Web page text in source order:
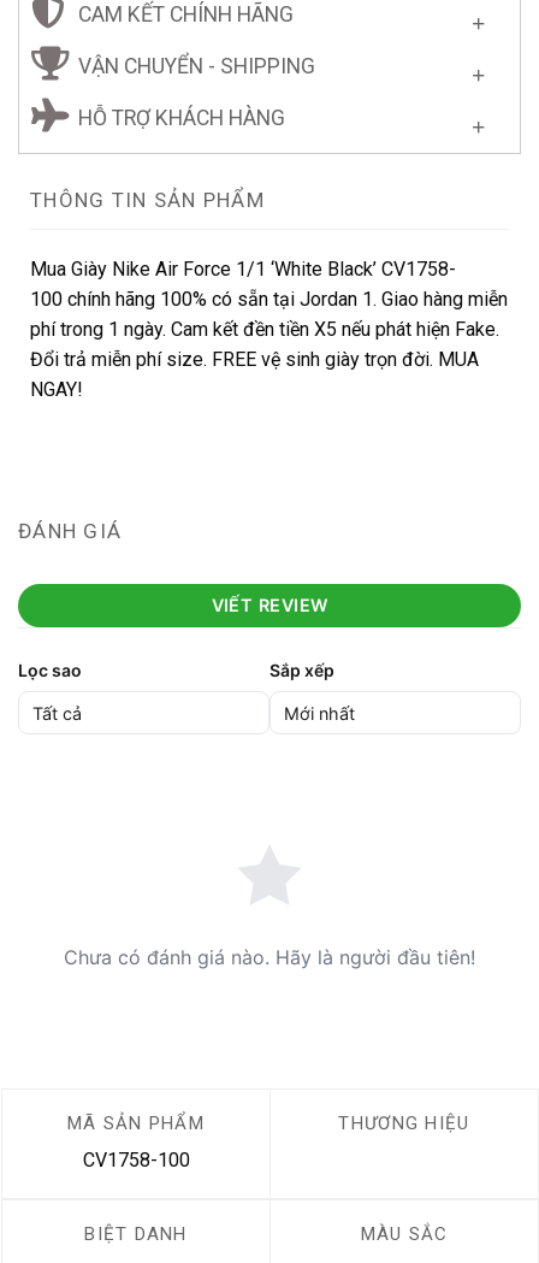
CAM KẾT CHÍNH HÃNG
VẬN CHUYỂN - SHIPPING
HỖ TRỢ KHÁCH HÀNG
THÔNG TIN SẢN PHẨM
Mua Giày Nike Air Force 1/1 ‘White Black’ CV1758-
100 chính hãng 100% có sẵn tại Jordan 1. Giao hàng miễn
phí trong 1 ngày. Cam kết đền tiền X5 nếu phát hiện Fake.
Đổi trả miễn phí size. FREE vệ sinh giày trọn đời. MUA
NGAY!
ĐÁNH GIÁ
VIẾT REVIEW
Lọc sao Sắp xếp
Chưa có đánh giá nào. Hãy là người đầu tiên!
MÃ SẢN PHẨM
CV1758-100
THƯƠNG HIỆU
BIỆT DANH MÀU SẮC